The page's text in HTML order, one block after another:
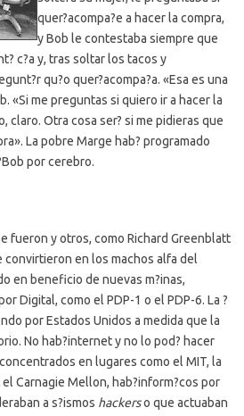
quer?acompa?e a hacer la compra,
y Bob le contestaba siempre que
c?a y, tras soltar los tacos y
qu?o quer?acompa?a. «Esa es una
«Si me preguntas si quiero ir a hacer la
claro. Otra cosa ser? si me pidieras que
La pobre Marge hab? programado
por cerebro.
fueron y otros, como Richard Greenblatt
convirtieron en los machos alfa del
en beneficio de nuevas m?inas,
Digital, como el PDP-1 o el PDP-6. La ?
por Estados Unidos a medida que la
No hab?internet y no lo pod? hacer
en lugares como el MIT, la
Carnagie Mellon, hab?inform?cos por
a s?ismos hackerso que actuaban